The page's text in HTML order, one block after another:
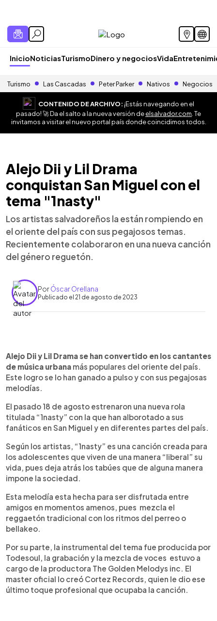
InicioNoticiasTurismoDinero y negociosVida
Turismo Las Cascadas Peter Parker Nativos Negocios
CONTENIDO DE ARCHIVO:¡Estás navegando en el
pasado! 🚀 Da el salto a la nueva versión deelsalvador.com . Te
invitamos a visitar el nuevo portal país donde coincidimos todos.
Alejo Dii y Lil Drama
conquistan San Miguel con el
tema "1nasty"
Los artistas salvadoreños la están rompiendo en
el oriente del país con sus pegajosos temas.
Recientemente colaboraron en una nueva canción
del género reguetón.
PorÓscar Orellana
Publicado el 21 de agosto de 2023
► Escuchar artículo
Alejo Dii y Lil Drama se han convertido en los cantantes
de música urbana más populares del oriente del país.
Este logro se lo han ganado a pulso y con sus pegajosas
melodías.
El pasado 18 de agosto estrenaron una nueva rola
titulada “1nasty” con la que han alborotado a sus
fanáticos en San Miguel y en diferentes partes del país.
Según los artistas, “1nasty” es una canción creada para
los adolescentes que viven de una manera “liberal” su
vida, pues deja atrás los tabúes que de alguna manera
impone la sociedad.
Esta melodía esta hecha para ser disfrutada entre
amigos en momentos amenos, pues mezcla el
reggaetón tradicional con los ritmos del perreo o
bellakeo.
Por su parte, la instrumental del tema fue producida por
Todesoul, la grabación y la mezcla de voces estuvo a
cargo de la productora The Golden Melodys inc. El
master oficial lo creó Cortez Records, quien le dio ese
último toque profesional que ocupaba la canción.